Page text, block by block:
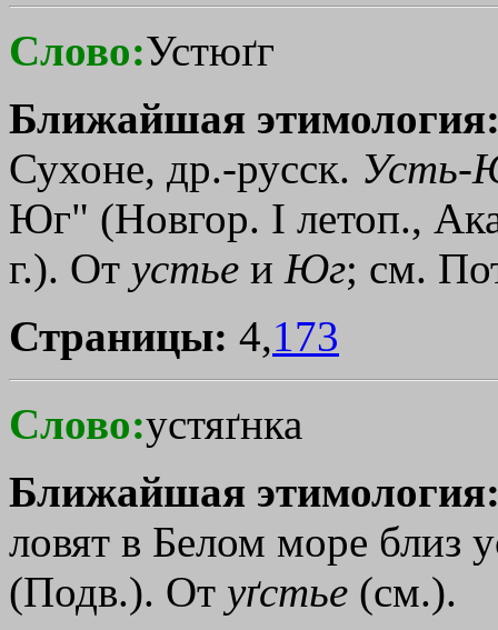
Слово:Устюґг
Ближайшая
Сухоне, др.-русск. Усть-
Юг" (Новгор. I летоп.,
г.). От устье и Юг; см.
Страницы: 4,173
Слово:устяґнка
Ближайшая
ловят в Белом море близ
(Подв.). От уґстье (см.).